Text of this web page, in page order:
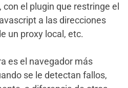
con el plugin que restringe el
a las direcciones
un proxy local, etc.
es el navegador más
se le detectan fallos,